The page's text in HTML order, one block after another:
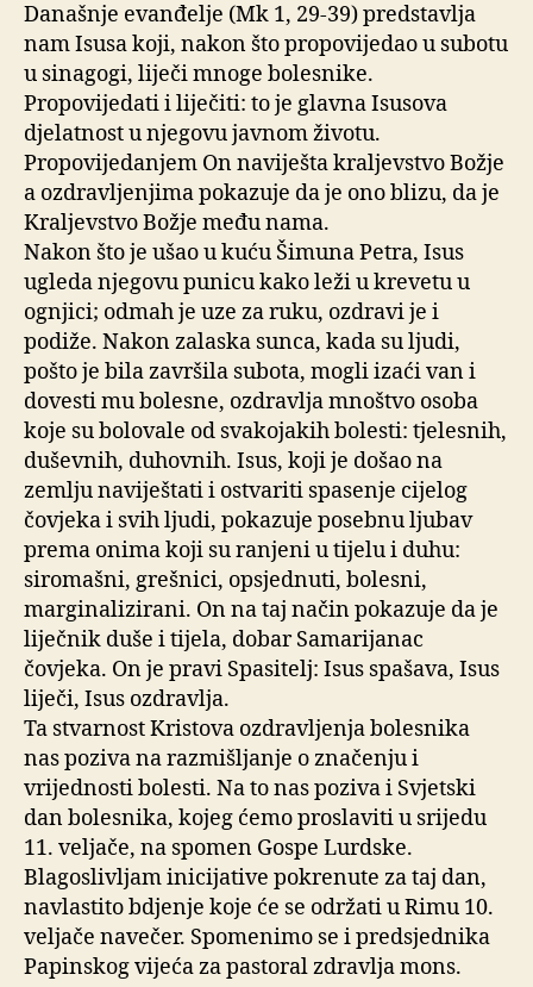
Današnje evanđelje (Mk 1, 29-39) predstavlja
nam Isusa koji, nakon što propovijedao u subotu
u sinagogi, liječi mnoge bolesnike.
Propovijedati i liječiti: to je glavna Isusova
djelatnost u njegovu javnom životu.
Propovijedanjem On naviješta kraljevstvo Božje
a ozdravljenjima pokazuje da je ono blizu, da je
Kraljevstvo Božje među nama.
Nakon što je ušao u kuću Šimuna Petra, Isus
ugleda njegovu punicu kako leži u krevetu u
ognjici; odmah je uze za ruku, ozdravi je i
podiže. Nakon zalaska sunca, kada su ljudi,
pošto je bila završila subota, mogli izaći van i
dovesti mu bolesne, ozdravlja mnoštvo osoba
koje su bolovale od svakojakih bolesti: tjelesnih,
duševnih, duhovnih. Isus, koji je došao na
zemlju naviještati i ostvariti spasenje cijelog
čovjeka i svih ljudi, pokazuje posebnu ljubav
prema onima koji su ranjeni u tijelu i duhu:
siromašni, grešnici, opsjednuti, bolesni,
marginalizirani. On na taj način pokazuje da je
liječnik duše i tijela, dobar Samarijanac
čovjeka. On je pravi Spasitelj: Isus spašava, Isus
liječi, Isus ozdravlja.
Ta stvarnost Kristova ozdravljenja bolesnika
nas poziva na razmišljanje o značenju i
vrijednosti bolesti. Na to nas poziva i Svjetski
dan bolesnika, kojeg ćemo proslaviti u srijedu
11. veljače, na spomen Gospe Lurdske.
Blagoslivljam inicijative pokrenute za taj dan,
navlastito bdjenje koje će se održati u Rimu 10.
veljače navečer. Spomenimo se i predsjednika
Papinskog vijeća za pastoral zdravlja mons.